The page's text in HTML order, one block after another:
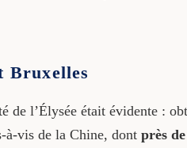
Bruxelles
de l’Élysée était évidente :
vis de la Chine, dont près